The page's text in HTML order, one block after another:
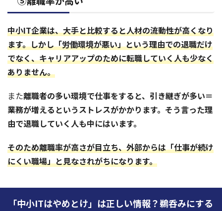
中小IT企業は、大手と比較すると人材の流動性が高くなり
ます。しかし「労働環境が悪い」という理由での退職だけ
でなく、キャリアアップのために転職していく人も少なく
ありません。
また離職者の多い環境で仕事をすると、引き継ぎが多い＝
業務が増えるというストレスがかかります。そう言った理
由で退職していく人も中にはいます。
そのため離職率が高さが目立ち、外部からは「仕事が続け
にくい職場」と見なされがちになります。
「中小ITはやめとけ」は正しい情報？鵜呑みにする